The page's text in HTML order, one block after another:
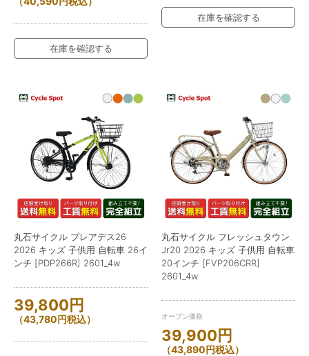
在庫を確認する
在庫を確認する
丸石サイクル プレアデス26
2026 キッズ 子供用 自転車 26イ
ンチ [PDP266R] 2601_4w
39,800円
（43,780円税込）
丸石サイクル フレッシュタウン
Jr20 2026 キッズ 子供用 自転車
20インチ [FVP206CRR]
2601_4w
オープン価格
39,900円
（43,890円税込）